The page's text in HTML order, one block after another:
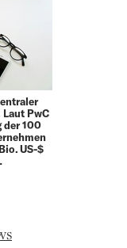
PwC
der 100
US-$